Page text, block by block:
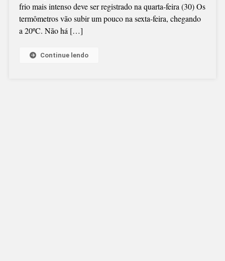
frio mais intenso deve ser registrado na quarta-feira (30) Os
termômetros vão subir um pouco na sexta-feira, chegando
a 20ºC. Não há […]
Continue lendo